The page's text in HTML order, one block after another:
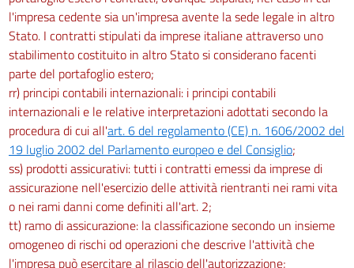
l'impresa cedente sia un'impresa avente la sede legale in altro
Stato. I contratti stipulati da imprese italiane attraverso uno
stabilimento costituito in altro Stato si considerano facenti
parte del portafoglio estero;
rr) principi contabili internazionali: i principi contabili
internazionali e le relative interpretazioni adottati secondo la
procedura di cui all'art. 6 del regolamento (CE) n. 1606/2002 del
19 luglio 2002 del Parlamento europeo e del Consiglio;
ss) prodotti assicurativi: tutti i contratti emessi da imprese di
assicurazione nell'esercizio delle attività rientranti nei rami vita
o nei rami danni come definiti all'art. 2;
tt) ramo di assicurazione: la classificazione secondo un insieme
omogeneo di rischi od operazioni che descrive l'attività che
l'impresa può esercitare al rilascio dell'autorizzazione;